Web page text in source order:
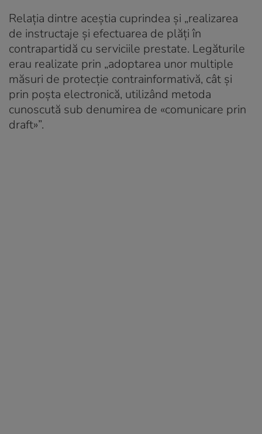
Relația dintre aceștia cuprindea și „realizarea
de instructaje și efectuarea de plăți în
contrapartidă cu serviciile prestate. Legăturile
erau realizate prin „adoptarea unor multiple
măsuri de protecție contrainformativă, cât și
prin poșta electronică, utilizând metoda
cunoscută sub denumirea de «comunicare prin
draft»”.